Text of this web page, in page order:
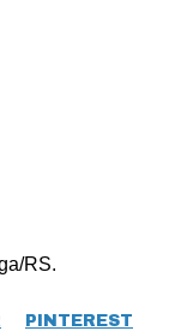
RS.
PINTEREST